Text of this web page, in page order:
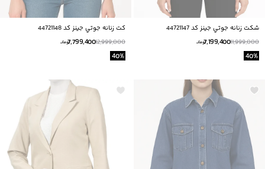
شكت زنانه جوتي جينز كد 44721147
11,999,000
7,199,400تومانــ
40%
كت زنانه جوتي جينز كد 44721148
12,999,000
7,799,400تومانــ
40%